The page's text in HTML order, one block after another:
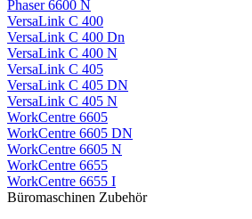
Phaser 6600 N
VersaLink C 400
VersaLink C 400 Dn
VersaLink C 400 N
VersaLink C 405
VersaLink C 405 DN
VersaLink C 405 N
WorkCentre 6605
WorkCentre 6605 DN
WorkCentre 6605 N
WorkCentre 6655
WorkCentre 6655 I
Büromaschinen Zubehör